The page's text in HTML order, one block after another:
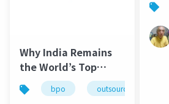
Why India Remains
the World’s Top
Outsourcing
Destination in 2026
bpo outsourcing